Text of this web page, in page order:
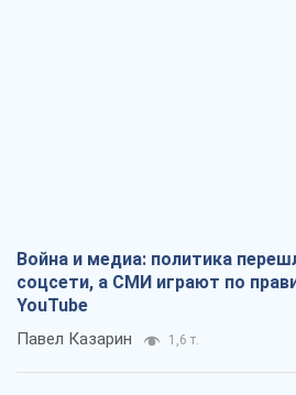
Война и медиа: политика
соцсети, а СМИ играют по
YouTube
Павел Казарин 1,6 т.